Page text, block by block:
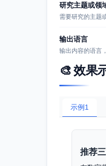
研究主题或领
需要研究的主题
输出语言
输出内容的语言
🎨 效果
示例1
推荐